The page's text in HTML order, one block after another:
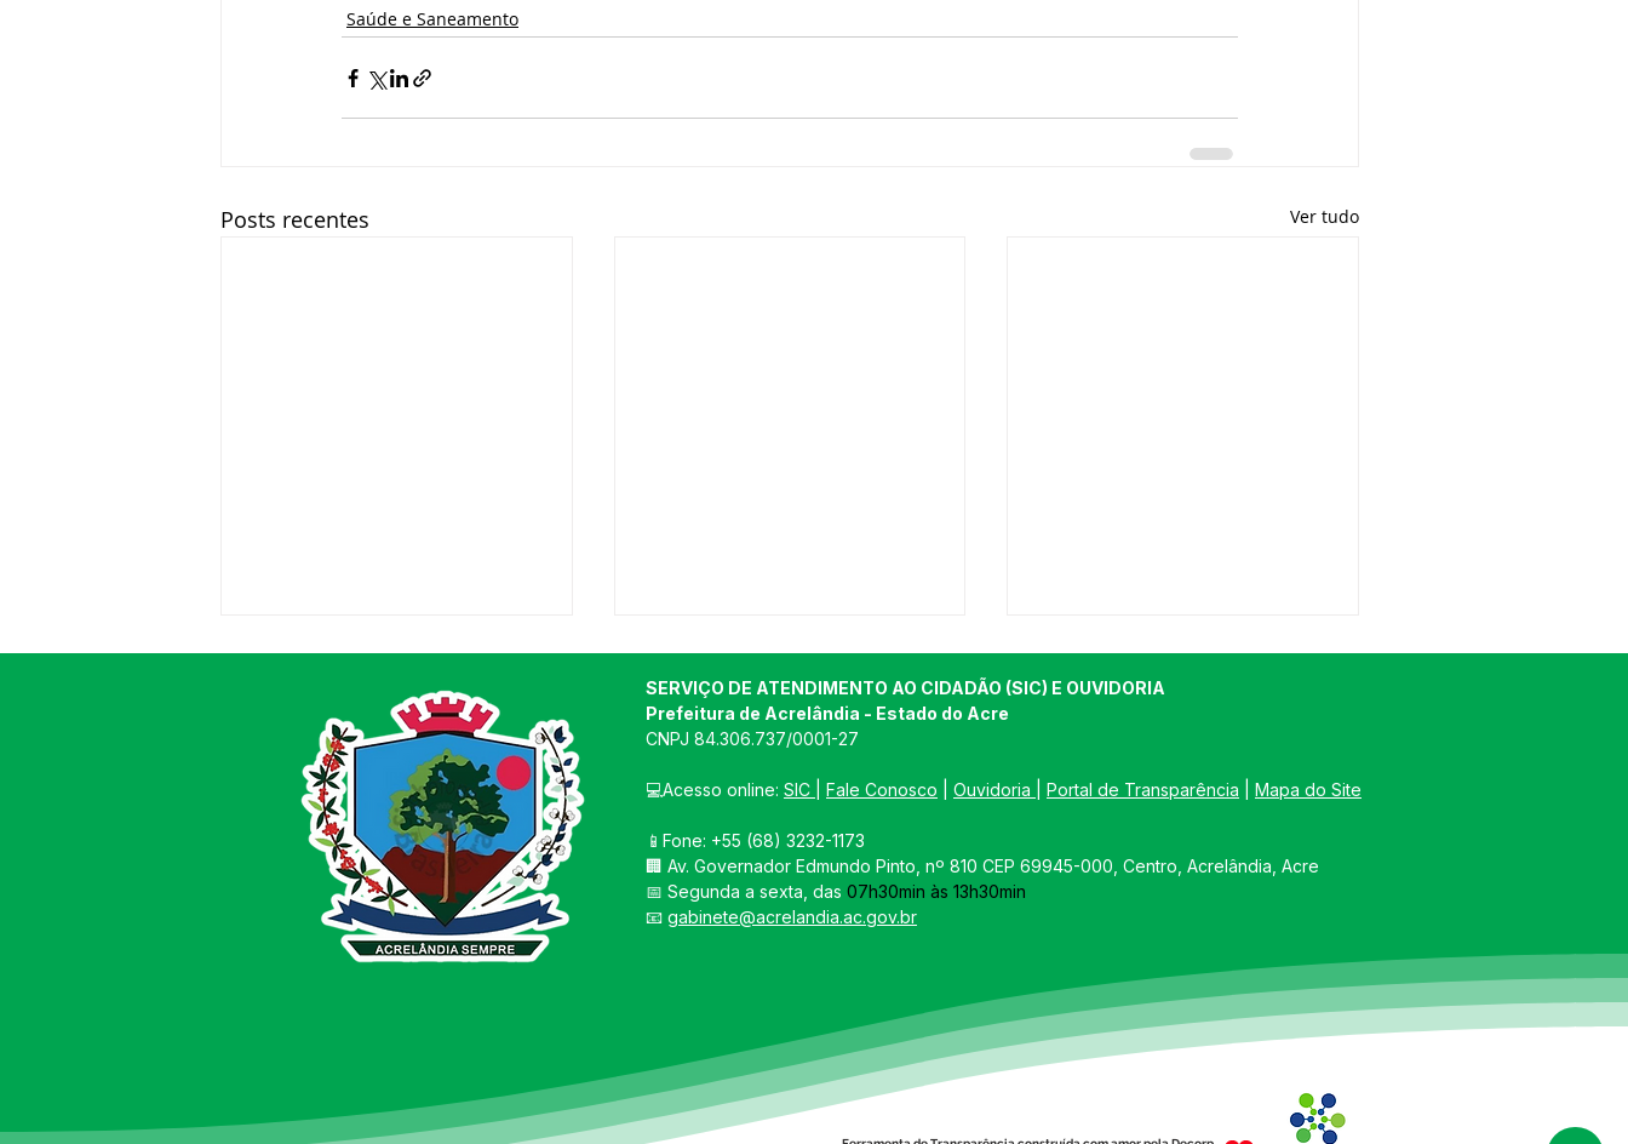
Saúde e Saneamento
Posts recentes Ver tudo
Saúde fortalecida em
Acrelândia!
Mais saúde para
Acrelândia!
PREFEITURA DE
ACRELÂNDIA PROMOVE 1ª
SERVIÇO DE ATENDIMENTO AO CIDADÃO (SIC) E OUVIDORIA
Prefeitura de Acrelândia - Estado do Acre
CNPJ 84.306.737/0001-27
💻Acesso online: SIC Fale Conosco Ouvidoria Portal de Transparência Mapa do Site
📱Fone: +55 (68) 3232-1173
🏢 Av. Governador Edmundo Pinto, nº 810 CEP 69945-000, Centro, Acrelândia, Acre
📅 Segunda a sexta, das 07h30min às 13h30min
📧 gabinete@acrelandia.ac.gov.br